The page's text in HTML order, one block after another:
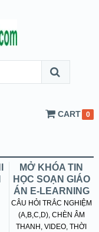
CART 0
MỞ KHÓA TIN
HỌC SOẠN GIÁO
ÁN E-LEARNING
CÂU HỎI TRẮC NGHIỆM
(A,B,C,D), CHÈN ÂM
THANH, VIDEO, THỜI